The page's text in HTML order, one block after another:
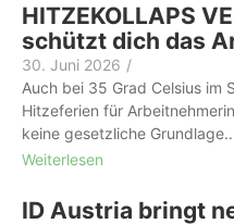
HITZEKOLLAPS
schützt dich das
30. Juni 2026 /
Auch bei 35 Grad Celsius im
Hitzeferien für
keine gesetzliche
Weiterlesen
ID Austria bringt